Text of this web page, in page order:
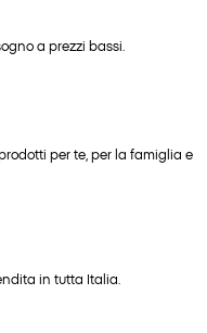
a prezzi bassi.
per te, per la famiglia e
in tutta Italia.